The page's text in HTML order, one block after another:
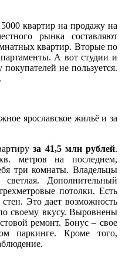
квартир на продажу на
рынка составляют
квартир. Вторые по
А вот студии и
не пользуется.
ярославское жильё и за
за 41,5 млн рублей.
метров на последнем,
три комнаты. Владельцы
Дополнительный
потолки. Есть
Это дает возможность
своему вкусу. Выровнены
ремонт. Бонус – свое
паркинге. Кроме того,